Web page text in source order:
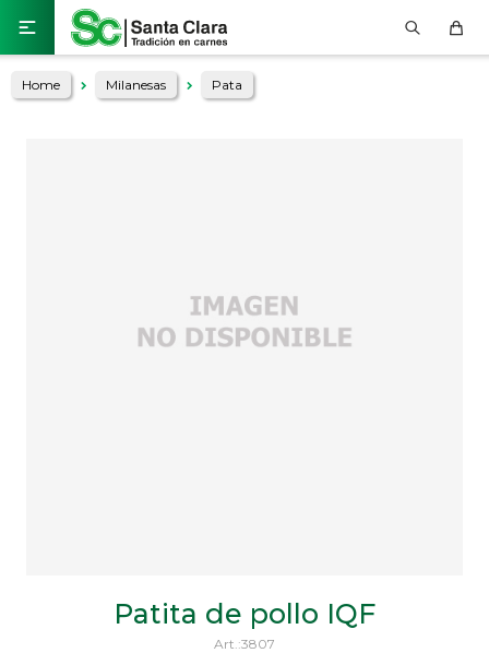

Home Milanesas Pata
Patita de pollo IQF
3807